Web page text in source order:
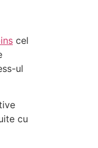
cel
ul
cu